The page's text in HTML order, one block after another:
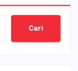
Cari